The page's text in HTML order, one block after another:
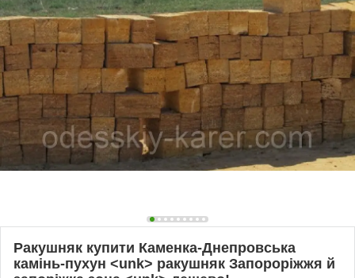
Ракушняк купити Каменка-Днепровська
камінь-пухун <unk> ракушняк Запороріжжя й